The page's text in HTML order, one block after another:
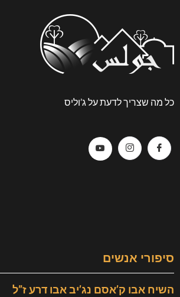
כל מה שצריך לדעת על ג’וליס
סיפורי אנשים
השיח אבו ק’אסם נג’יב אבו דרע ז”ל